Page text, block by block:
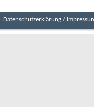
Datenschutzerklärung /